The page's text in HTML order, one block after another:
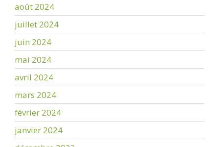
août 2024
juillet 2024
juin 2024
mai 2024
avril 2024
mars 2024
février 2024
janvier 2024